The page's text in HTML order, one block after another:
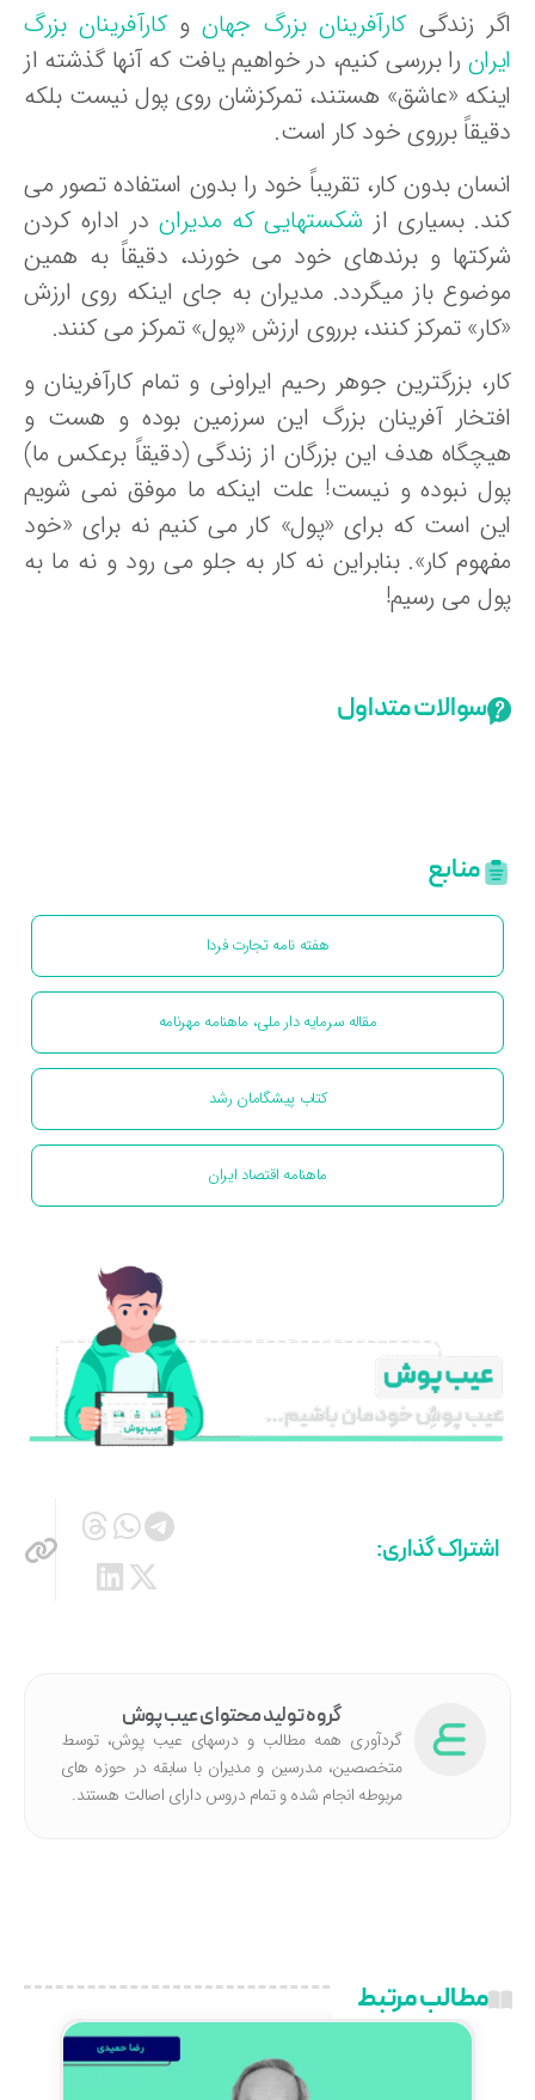
زندگیکارآفرینان بزرگ جهانو کارآفرینان بزرگ
را بررسی کنیم، در خواهیم یافت که آنها گذشته از
«عاشق» هستند، تمرکزشان روی پول نیست بلکه
برروی خود کار است.
بدون کار، تقریباً خود را بدون استفاده تصور می
بسیاری از شکستهایی که مدیراندر اداره کردن
و برندهای خود می خورند، دقیقاً به همین
باز میگردد. مدیران به جای اینکه روی ارزش
تمرکز کنند، برروی ارزش «پول» تمرکز می کنند.
بزرگترین جوهر رحیم ایراونی و تمام کارآفرینان و
آفرینان بزرگ این سرزمین بوده و هست و
هدف این بزرگان از زندگی (دقیقاً برعکس ما)
نبوده و نیست! علت اینکه ما موفق نمی شویم
است که برای «پول» کار می کنیم نه برای «خود
کار». بنابراین نه کار به جلو می رود و نه ما به
می رسیم!
سوالات متداول
منابع
هفته نامه تجارت فردا
مقاله سرمایه دار ملی، ماهنامه مهرنامه
کتاب پیشگامان رشد
ماهنامه اقتصاد ایران
اشتراک گذاری:
گروه تولید محتوای عیب پوش
گردآوری همه مطالب و درسهای عیب پوش، توسط
متخصصین، مدرسین و مدیران با سابقه در حوزه های
مربوطه انجام شده‌ و تمام دروس دارای اصالت هستند.
مطالب مرتبط